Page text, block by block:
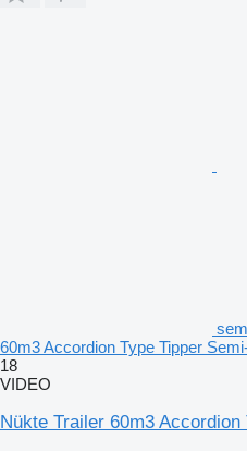
60m3 Accordion Type Tipper
18
VIDEO
Nükte Trailer 60m3